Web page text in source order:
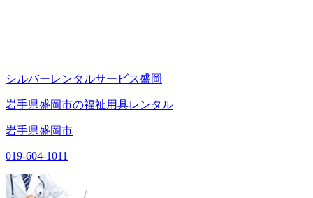
シルバーレンタルサービス盛岡
岩手県盛岡市の福祉用具レンタル
岩手県盛岡市
019-604-1011